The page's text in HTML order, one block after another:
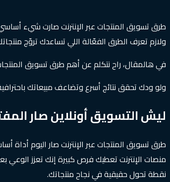
طرق تسويق المنتجات عبر الإنترنت صارت شيء
ولازم تعرف الطرق الفعّالة اللي تساعدك تروّج
في هالمقال، راح نتكلم عن أهم طرق تسويق المنتجات
ولو ودك تحقق نتائج أسرع وتضاعف مبيعاتك
ليش التسويق أونلاين صار
طرق تسويق المنتجات عبر الإنترنت صار اليوم أداة
منصات الإنترنت تعطيك فرص كبيرة إنك تعزز الوعي
نقطة تحول حقيقية في نجاح منتجاتك.